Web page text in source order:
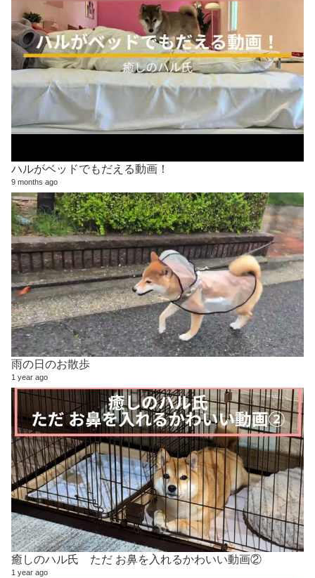
ハルがベッドでもだえる動画！
9 months ago
雨の日のお散歩
1 year ago
癒しのハル氏 ただ お鼻を入れるかわいい動画②
1 year ago